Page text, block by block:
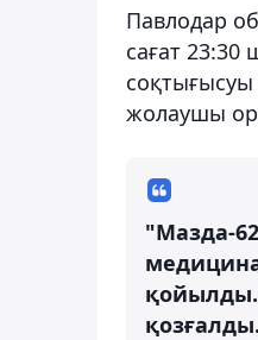
Павлодар
сағат 23:30
соқтығысуы
жолаушы
"Мазда-
қойылды.
қозғалды.